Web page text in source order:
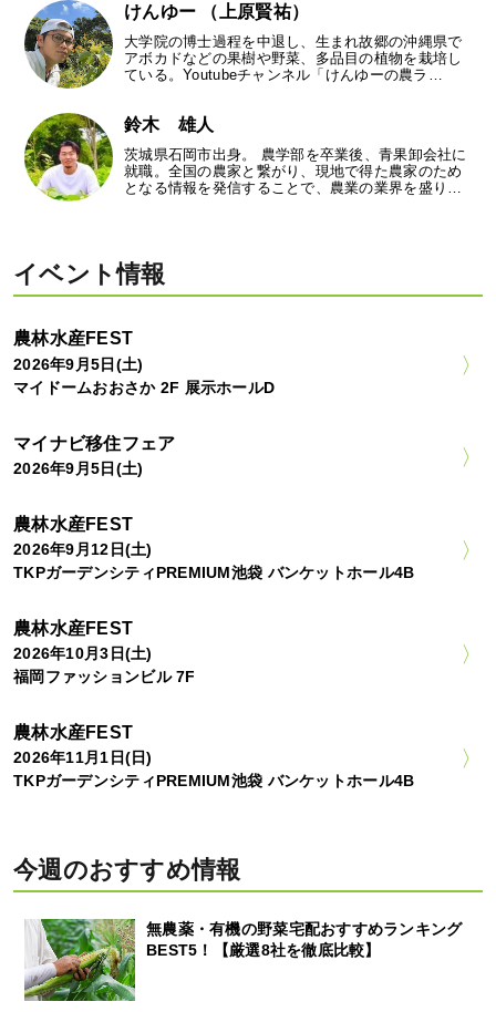
けんゆー （上原賢祐）
大学院の博士過程を中退し、生まれ故郷の沖縄県で
アボカドなどの果樹や野菜、多品目の植物を栽培し
ている。Youtubeチャンネル「けんゆーの農ラ…
鈴木 雄人
茨城県石岡市出身。 農学部を卒業後、青果卸会社に
就職。全国の農家と繋がり、現地で得た農家のため
となる情報を発信することで、農業の業界を盛り…
イベント情報
農林水産FEST
2026年9月5日(土)
マイドームおおさか 2F 展示ホールD
マイナビ移住フェア
2026年9月5日(土)
農林水産FEST
2026年9月12日(土)
TKPガーデンシティPREMIUM池袋 バンケットホール4B
農林水産FEST
2026年10月3日(土)
福岡ファッションビル 7F
農林水産FEST
2026年11月1日(日)
TKPガーデンシティPREMIUM池袋 バンケットホール4B
今週のおすすめ情報
無農薬・有機の野菜宅配おすすめランキング
BEST5！【厳選8社を徹底比較】